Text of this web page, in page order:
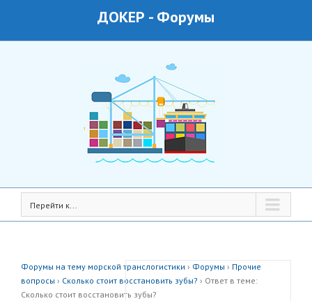
ДОКЕР - Форумы
Перейти к...
Форумы на тему морской транслогистики › Форумы › Прочие
вопросы › Сколько стоит восстановить зубы? › Ответ в теме:
Сколько стоит восстановить зубы?